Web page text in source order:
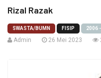
Rizal Razak
SWASTA/BUMN FISIP 2006
Admin 26 Mei 2023